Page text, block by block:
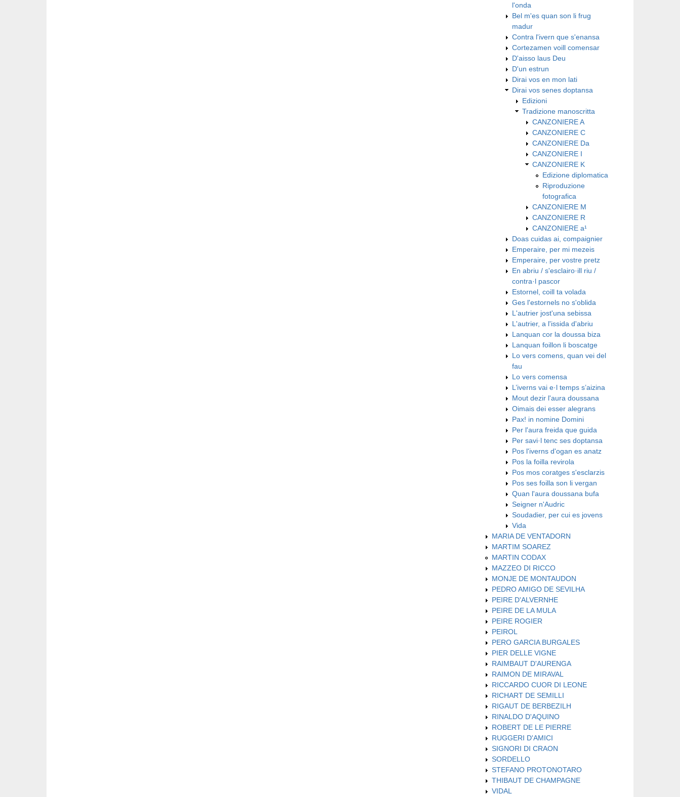
l'onda
Bel m'es quan son li frug
madur
Contra l'ivern que s'enansa
Cortezamen voill comensar
D'aisso laus Deu
D'un estrun
Dirai vos en mon lati
Dirai vos senes doptansa
Edizioni
Tradizione manoscritta
CANZONIERE A
CANZONIERE C
CANZONIERE Da
CANZONIERE I
CANZONIERE K
Edizione diplomatica
Riproduzione
fotografica
CANZONIERE M
CANZONIERE R
CANZONIERE a¹
Doas cuidas ai, compaignier
Emperaire, per mi mezeis
Emperaire, per vostre pretz
En abriu / s'esclairo·ill riu /
contra·l pascor
Estornel, coill ta volada
Ges l'estornels no s'oblida
L'autrier jost'una sebissa
L'autrier, a l'issida d'abriu
Lanquan cor la doussa biza
Lanquan foillon li boscatge
Lo vers comens, quan vei del
fau
Lo vers comensa
L’iverns vai e·l temps s’aizina
Mout dezir l'aura doussana
Oimais dei esser alegrans
Pax! in nomine Domini
Per l'aura freida que guida
Per savi·l tenc ses doptansa
Pos l'iverns d'ogan es anatz
Pos la foilla revirola
Pos mos coratges s'esclarzis
Pos ses foilla son li vergan
Quan l'aura doussana bufa
Seigner n'Audric
Soudadier, per cui es jovens
Vida
MARIA DE VENTADORN
MARTIM SOAREZ
MARTIN CODAX
MAZZEO DI RICCO
MONJE DE MONTAUDON
PEDRO AMIGO DE SEVILHA
PEIRE D'ALVERNHE
PEIRE DE LA MULA
PEIRE ROGIER
PEIROL
PERO GARCIA BURGALES
PIER DELLE VIGNE
RAIMBAUT D'AURENGA
RAIMON DE MIRAVAL
RICCARDO CUOR DI LEONE
RICHART DE SEMILLI
RIGAUT DE BERBEZILH
RINALDO D'AQUINO
ROBERT DE LE PIERRE
RUGGERI D'AMICI
SIGNORI DI CRAON
SORDELLO
STEFANO PROTONOTARO
THIBAUT DE CHAMPAGNE
VIDAL